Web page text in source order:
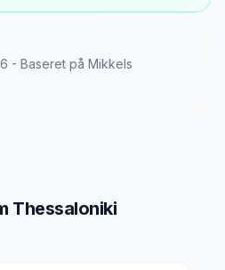
- Baseret på Mikkels
Thessaloniki